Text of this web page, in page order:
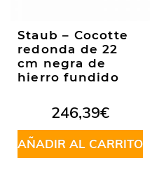
Staub – Cocotte
redonda de 22
cm negra de
hierro fundido
246,39€
AÑADIR AL CARRITO